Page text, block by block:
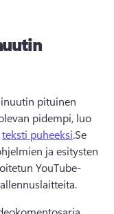
pituinen
pidempi, luo
teksti puheeksi.Se
ja esitysten
YouTube-